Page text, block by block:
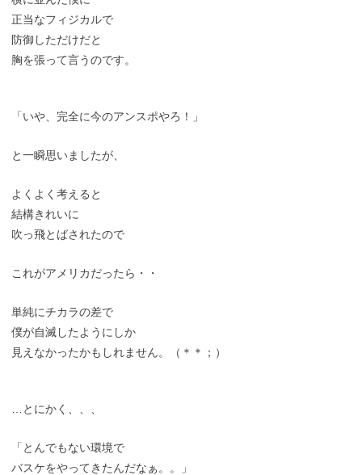
正当なフィジカルで
防御しただけだと
胸を張って言うのです。
「いや、完全に今のアンスポやろ！」
と一瞬思いましたが、
よくよく考えると
結構きれいに
吹っ飛とばされたので
これがアメリカだったら・・
単純にチカラの差で
僕が自滅したようにしか
見えなかったかもしれません。（＊＊；）
…とにかく、、、
「とんでもない環境で
バスケをやってきたんだなぁ。。」